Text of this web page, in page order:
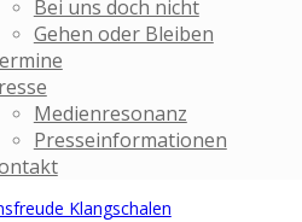
Bei uns doch nicht
Gehen oder Bleiben
Medienresonanz
Presseinformationen